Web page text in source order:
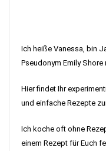
Ich heiße Vanessa, bin
Pseudonym Emily Shore
Hier findet Ihr
und einfache Rezepte
Ich koche oft ohne
einem Rezept für Euch